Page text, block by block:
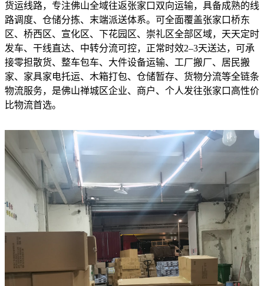
货运线路，专注佛山全域往返张家口双向运输，具备成熟的线
路调度、仓储分拣、末端派送体系。可全面覆盖张家口桥东
区、桥西区、宣化区、下花园区、崇礼区全部区域，天天定时
发车、干线直达、中转分流可控，正常时效2–3天送达，可承
接零担散货、整车包车、大件设备运输、工厂搬厂、居民搬
家、家具家电托运、木箱打包、仓储暂存、货物分流等全链条
物流服务，是佛山禅城区企业、商户、个人发往张家口高性价
比物流首选。